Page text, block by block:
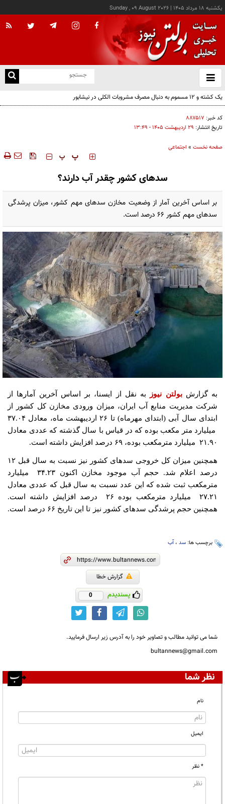
يکشنبه ۱۸ مرداد ۱۴۰۵ |
Sunday , 09 August 2026
باز
و
کد خبر: ۸۸۷۵۱۷
تاریخ انتشار: ۲۹ ارديبهشت ۱۴۰۵ - ۱۳:۴۹
صفحه نخست » اجتماعی
‍‍‍ پ پ
سدهای کشور چقدر آب دارند؟
بر اساس آخرین آمار از وضعیت مخازن سدهای مهم کشور، میزان پرشدگی
سدهای مهم کشور ۶۶ درصد است.
به گزارشبولتن نیوز
به نقل از ایسنا، بر اساس آخرین آمارها از
شرکت مدیریت منابع آب ایران، ‌میزان ورودی مخازن کل کشور از
ابتدای سال آبی (ابتدای مهرماه) تا ۲۶ اردیبهشت ماه، معادل ۳۷.۰۴
میلیارد متر مکعب بوده که در قیاس با سال گذشته که عددی معادل
۲۱.۹۰ میلیارد مترمکعب بوده، ۶۹ درصد افزایش داشته است.
همچنین میزان کل خروجی سدهای کشور نیز نسبت به سال قبل ۱۲
درصد اعلام شد. حجم آب موجود مخازن اکنون ۳۴.۲۳ میلیارد
مترمکعب ثبت شده که این عدد نسبت به سال قبل که عددی معادل
۲۷.۲۱ میلیارد مترمکعب بوده ۲۶ درصد افزایش داشته است.
همچنین حجم پرشدگی سدهای کشور نیز تا این تاریخ ۶۶ درصد است.
برچسب ها: سد ، آب
گزارش خطا
پسندیدم 0
شما می توانید مطالب و تصاویر خود را به آدرس زیر ارسال فرمایید.
bultannews@gmail.com
نظر شما
نام
ایمیل
* نظر